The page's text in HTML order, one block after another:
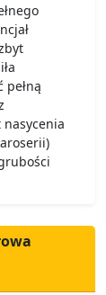
pełną